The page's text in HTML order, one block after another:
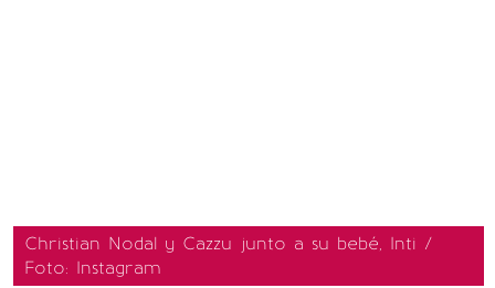
Christian Nodal y Cazzu junto a su bebé, Inti /
Foto: Instagram